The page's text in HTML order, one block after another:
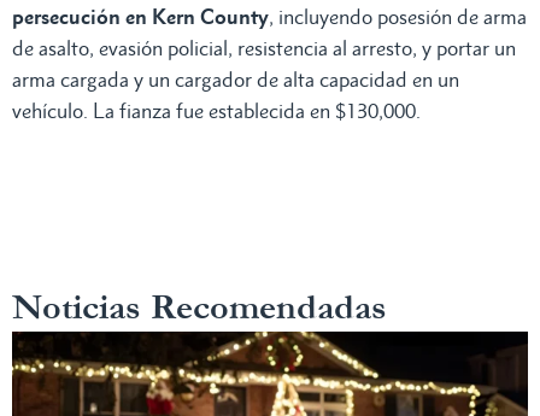
persecución en Kern County, incluyendo posesión de arma
de asalto, evasión policial, resistencia al arresto, y portar un
arma cargada y un cargador de alta capacidad en un
vehículo. La fianza fue establecida en $130,000.
Noticias Recomendadas